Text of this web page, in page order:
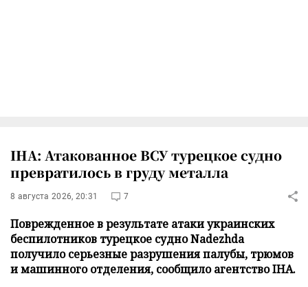
IHA: Атакованное ВСУ турецкое судно
превратилось в груду металла
8 августа 2026, 20:31 7
Поврежденное в результате атаки украинских
беспилотников турецкое судно Nadezhda
получило серьезные разрушения палубы, трюмов
и машинного отделения, сообщило агентство IHA.